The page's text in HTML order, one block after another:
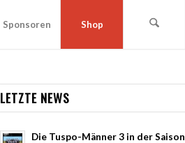
Sponsoren Shop
LETZTE NEWS
Die Tuspo-Männer 3 in der Saison